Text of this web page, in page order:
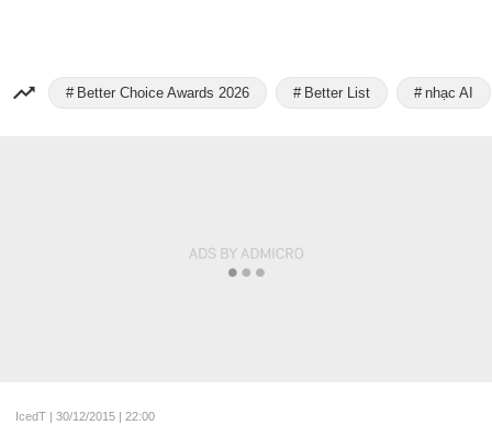
Better Choice Awards 2026 Better List nhạc AI
IcedT | 30/12/2015 | 22:00